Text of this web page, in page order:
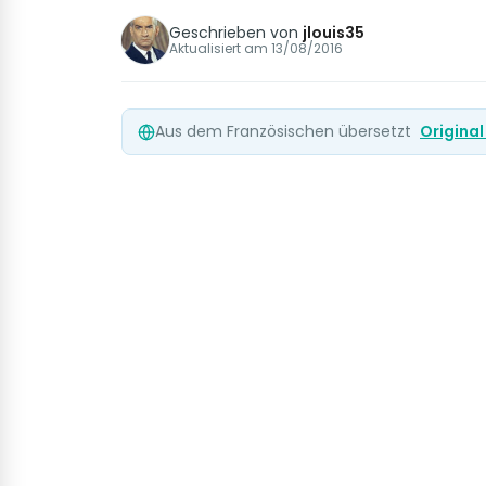
Geschrieben von jlouis35
Aktualisiert am 13/08/2016
Aus dem Französischen übersetzt